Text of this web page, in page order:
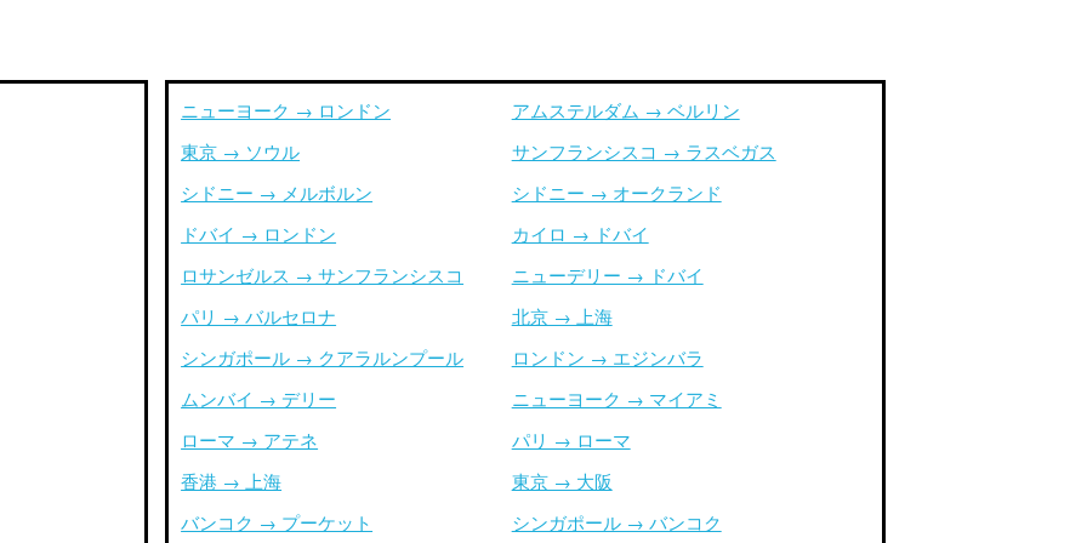
ニューヨーク → ロンドン
東京 → ソウル
シドニー → メルボルン
ドバイ → ロンドン
ロサンゼルス → サンフランシスコ
パリ → バルセロナ
シンガポール → クアラルンプール
ムンバイ → デリー
ローマ → アテネ
香港 → 上海
バンコク → プーケット
アムステルダム → ベルリン
サンフランシスコ → ラスベガス
シドニー → オークランド
カイロ → ドバイ
ニューデリー → ドバイ
北京 → 上海
ロンドン → エジンバラ
ニューヨーク → マイアミ
パリ → ローマ
東京 → 大阪
シンガポール → バンコク